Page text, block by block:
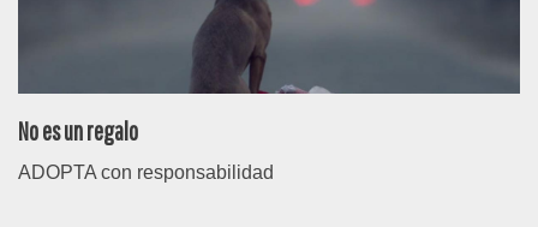
No es un regalo
ADOPTA con responsabilidad